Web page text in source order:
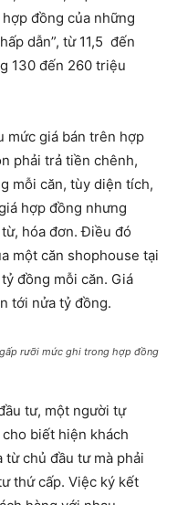
đồng của những
dẫn”, từ 11,5 đến
130 đến 260 triệu
mức giá bán trên hợp
phải trả tiền chênh,
mỗi căn, tùy diện tích,
hợp đồng nhưng
hóa đơn. Điều đó
một căn shophouse tại
đồng mỗi căn. Giá
tới nửa tỷ đồng.
rưỡi mức ghi trong hợp đồng
tư, một người tự
biết hiện khách
chủ đầu tư mà phải
thứ cấp. Việc ký kết